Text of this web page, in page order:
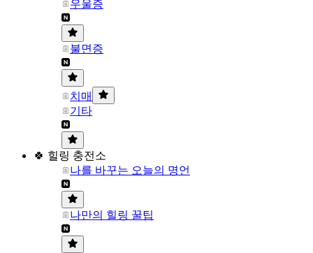
우울증
불면증
치매
기타
🍀 힐링 충전소
나를 바꾸는 오늘의 명언
나만의 힐링 꿀팁